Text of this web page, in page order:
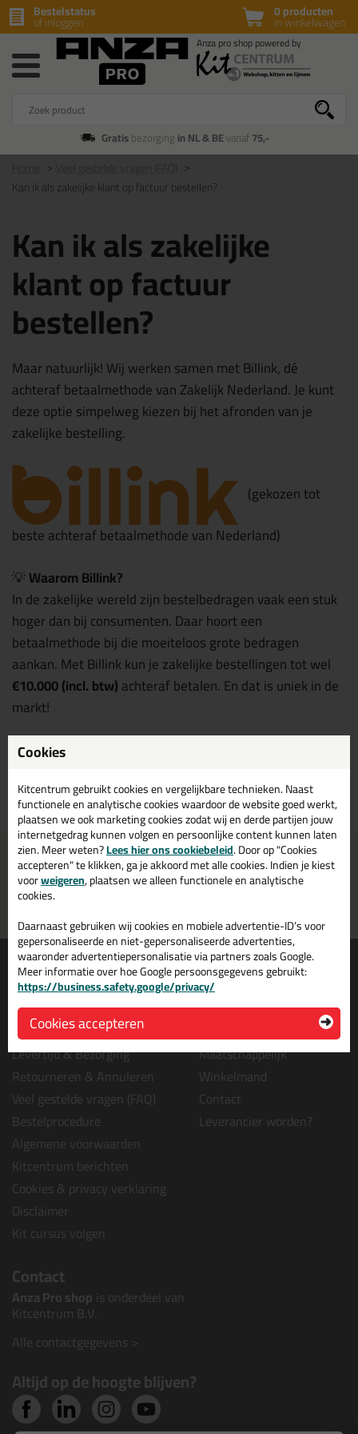
0 producten
in winkelwagen
Bestelstatus
of inloggen
Gratisbezorging in NL & BEvanaf75,-
Kan ik als zakelijke klant op factuur bestellen?
Kan ik als zakelijke
klant op factuur
bestellen?
Maar natuurlijk! Wij werken samen met Billink, dé
achteraf betaalmethode van Zakelijk Nederland. Je kunt
deze optie simpelweg kiezen bij het afronden van je
zakelijke bestelling.
(gekozen tot
beste achteraf betaalmethode van Nederland)
💡Waarom Billink?
In de zakelijke wereld zijn bestelbedragen vaak een stuk
hoger dan bij consumenten. Daar hoort een
betaalmethode bij die moeiteloos grote bedragen
aankan. Met Billink kun je zakelijke bestellingen tot wel
€10.000 (incl. btw)achteraf betalen. En dat is uniek in de
markt!
Terug naar overzicht
Voor 21:00 uur besteld
morgen in huis
Gratisbezorging inNL & BE
vanaf75,-
Grootste assortiment
Informatie
Tips en tricks
Keuzehulpen
Acties
Levertijd & Bezorging
Retourneren & Annuleren
Veel gestelde vragen (FAQ)
Bestelprocedure
Algemene voorwaarden
Kitcentrum berichten
Cookies & privacy verklaring
Disclaimer
Kit cursus volgen
Over ons
Wie wij zijn?
Vacatures bij kitcentrum.nl
Maatschappelijk
Winkelmand
Contact
Leverancier worden?
Contact
Anza Pro shop is onderdeel van
Kitcentrum B.V.
Alle contactgegevens >
Altijd op de hoogte blijven?
Cookies
Kitcentrum gebruikt cookies en vergelijkbare technieken. Naast
functionele en analytische cookies waardoor de website goed werkt,
plaatsen we ook marketing cookies zodat wij en derde partijen jouw
internetgedrag kunnen volgen en persoonlijke content kunnen laten
zien. Meer weten?Lees hier ons cookiebeleid. Door op "Cookies
accepteren" te klikken, ga je akkoord met alle cookies. Indien je kiest
voorweigeren, plaatsen we alleen functionele en analytische
cookies.
Daarnaast gebruiken wij cookies en mobiele advertentie-ID’s voor
gepersonaliseerde en niet-gepersonaliseerde advertenties,
waaronder advertentiepersonalisatie via partners zoals Google.
Meer informatie over hoe Google persoonsgegevens gebruikt:
https://business.safety.google/privacy/
Cookies accepteren